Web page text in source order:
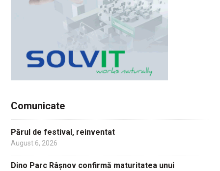
Comunicate
Părul de festival, reinventat
August 6, 2026
Dino Parc Râșnov confirmă maturitatea unui